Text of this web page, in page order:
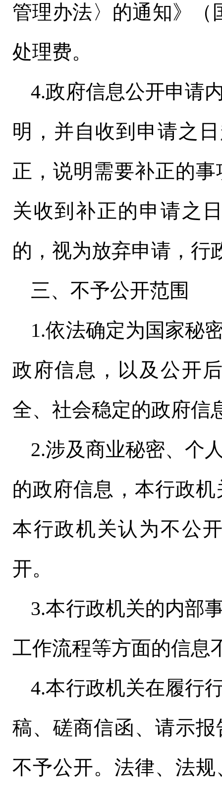
管理办法〉的通知》（
处理费。
4.政府信息公开申请
明，并自收到申请之
正，说明需要补正的
关收到补正的申请之
的，视为放弃申请，行
三、不予公开范围
1.依法确定为国家秘
政府信息，以及公开
全、社会稳定的政府信
2.涉及商业秘密、个
的政府信息，本行政
本行政机关认为不公
开。
3.本行政机关的内部
工作流程等方面的信息
4.本行政机关在履行
稿、磋商信函、请示
不予公开。法律、法